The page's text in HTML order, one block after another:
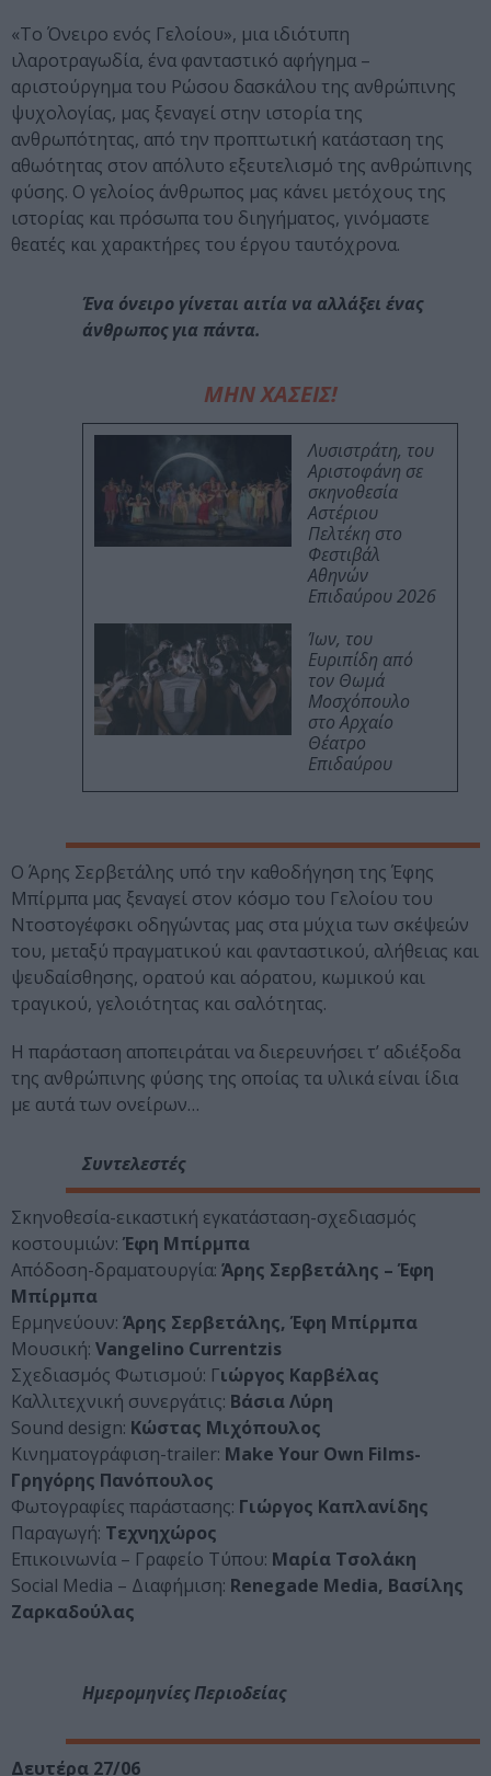
«Το Όνειρο ενός Γελοίου», μια ιδιότυπη
ιλαροτραγωδία, ένα φανταστικό αφήγημα –
αριστούργημα του Ρώσου δασκάλου της ανθρώπινης
ψυχολογίας, μας ξεναγεί στην ιστορία της
ανθρωπότητας, από την προπτωτική κατάσταση της
αθωότητας στον απόλυτο εξευτελισμό της ανθρώπινης
φύσης. Ο γελοίος άνθρωπος μας κάνει μετόχους της
ιστορίας και πρόσωπα του διηγήματος, γινόμαστε
θεατές και χαρακτήρες του έργου ταυτόχρονα.
Ένα όνειρο γίνεται αιτία να αλλάξει ένας
άνθρωπος για πάντα.
ΜΗΝ ΧΑΣΕΙΣ!
Λυσιστράτη, του
Αριστοφάνη σε
σκηνοθεσία
Αστέριου
Πελτέκη στο
Φεστιβάλ
Αθηνών
Επιδαύρου 2026
Ίων, του
Ευριπίδη από
τον Θωμά
Μοσχόπουλο
στο Αρχαίο
Θέατρο
Επιδαύρου
Ο Άρης Σερβετάλης υπό την καθοδήγηση της Έφης
Μπίρμπα μας ξεναγεί στον κόσμο του Γελοίου του
Ντοστογέφσκι οδηγώντας μας στα μύχια των σκέψεών
του, μεταξύ πραγματικού και φανταστικού, αλήθειας και
ψευδαίσθησης, ορατού και αόρατου, κωμικού και
τραγικού, γελοιότητας και σαλότητας.
Η παράσταση αποπειράται να διερευνήσει τ’ αδιέξοδα
της ανθρώπινης φύσης της οποίας τα υλικά είναι ίδια
με αυτά των ονείρων…
Συντελεστές
Σκηνοθεσία-εικαστική εγκατάσταση-σχεδιασμός
κοστουμιών: Έφη Μπίρμπα
Απόδοση-δραματουργία: Άρης Σερβετάλης – Έφη
Μπίρμπα
Ερμηνεύουν: Άρης Σερβετάλης, Έφη Μπίρμπα
Μουσική: Vangelino Currentzis
Σχεδιασμός Φωτισμού: Γιώργος Καρβέλας
Καλλιτεχνική συνεργάτις: Βάσια Λύρη
Sound design: Κώστας Μιχόπουλος
Κινηματογράφιση-trailer: Make Your Own Films-
Γρηγόρης Πανόπουλος
Φωτογραφίες παράστασης: Γιώργος Καπλανίδης
Παραγωγή: Τεχνηχώρος
Επικοινωνία – Γραφείο Τύπου: Μαρία Τσολάκη
Social Media – Διαφήμιση: Renegade Media, Βασίλης
Ζαρκαδούλας
Ημερομηνίες Περιοδείας
Δευτέρα 27/06